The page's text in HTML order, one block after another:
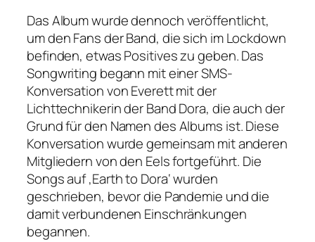
Das Album wurde dennoch veröffentlicht,
um den Fans der Band, die sich im Lockdown
befinden, etwas Positives zu geben. Das
Songwriting begann mit einer SMS-
Konversation von Everett mit der
Lichttechnikerin der Band Dora, die auch der
Grund für den Namen des Albums ist. Diese
Konversation wurde gemeinsam mit anderen
Mitgliedern von den Eels fortgeführt. Die
Songs auf ‚Earth to Dora‘ wurden
geschrieben, bevor die Pandemie und die
damit verbundenen Einschränkungen
begannen.